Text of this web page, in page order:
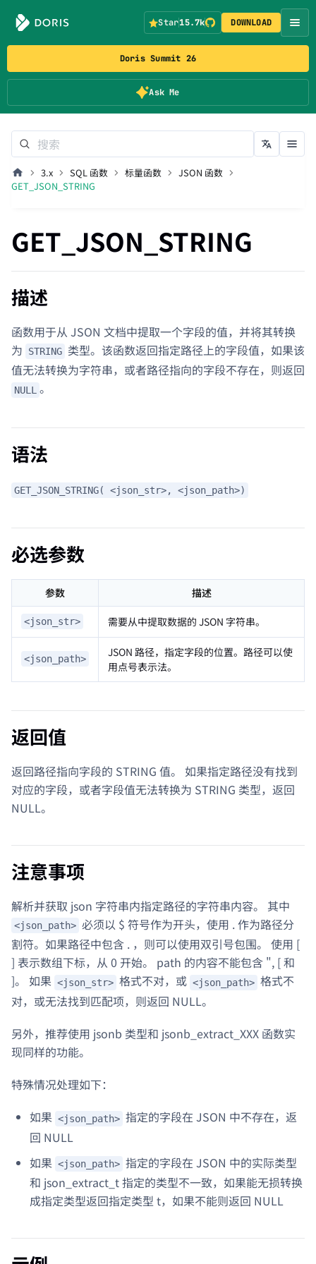
Doris Summit 26
Ask Me
Star15.7k DOWNLOAD
3.x SQL 函数 标量函数
JSON 函数
GET_JSON_STRING
GET_JSON_STRING
描述
函数用于从 JSON 文档中提取一个字段的值，并将其转换
为
STRING 类型。该函数返回指定路径上的字段值，如果该
值无法转换为字符串，或者路径指向的字段不存在，则返回
NULL 。
语法
GET_JSON_STRING( <json_str>, <json_path>)
必选参数
参数 描述
<json_str> 需要从中提取数据的 JSON 字符串。
<json_path>
JSON 路径，指定字段的位置。路径可以使
用点号表示法。
返回值
返回路径指向字段的 STRING 值。 如果指定路径没有找到
对应的字段，或者字段值无法转换为 STRING 类型，返回
NULL。
注意事项
解析并获取 json 字符串内指定路径的字符串内容。 其中
<json_path> 必须以 $ 符号作为开头，使用 . 作为路径分
割符。如果路径中包含 . ，则可以使用双引号包围。 使用 [
] 表示数组下标，从 0 开始。 path 的内容不能包含 ", [ 和
]。 如果 <json_str> 格式不对，或 <json_path> 格式不
对，或无法找到匹配项，则返回 NULL。
另外，推荐使用 jsonb 类型和 jsonb_extract_XXX 函数实
现同样的功能。
特殊情况处理如下：
如果 <json_path> 指定的字段在 JSON 中不存在，返
回 NULL
如果 <json_path> 指定的字段在 JSON 中的实际类型
和 json_extract_t 指定的类型不一致，如果能无损转换
成指定类型返回指定类型 t，如果不能则返回 NULL